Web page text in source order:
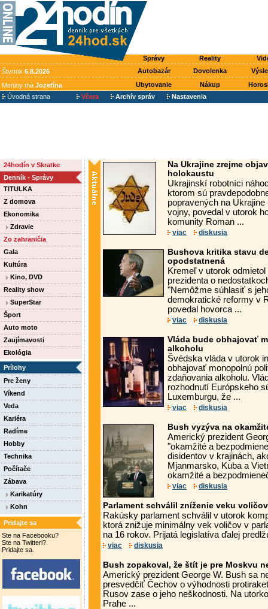
Správy Reality
Štvrtok 6.8.2026 Autobazár Dovolenka
Meniny má Jozefína Ubytovanie Nákup
Úvodná strana
Včera Archív správ Nastavenia
24hodín v Skratke
Denník - Správy
TITULKA
Z domova
Ekonomika
Zdravie
Zo zahraničia
Gala
Kultúra
Kino, DVD
Reality show
SuperStar
Šport
Auto moto
Zaujímavosti
Ekológia
Prílohy
Pre ženy
Víkend
Veda
Kariéra
Radíme
Hobby
Technika
Počítače
Zábava
Karikatúry
Kohn
Pridajte sa
Ste na Facebooku?
Ste na Twitteri?
Pridajte sa.
Na Ukrajine zrejme
holokaustu
Ukrajinskí robotníci
ktorom sú
popravených na
vojny, povedal v utorok
komunity Roman ...
viac diskusia
Bushova kritika stavu
opodstatnená
Kremeľ v utorok
prezidenta o
"Nemôžme súhlasiť s
demokratické reformy v
povedal hovorca ...
viac diskusia
Vláda bude obhajovať
alkoholu
Švédska vláda v utorok
obhajovať monopolnú
zdaňovania alkoholu.
rozhodnutí Európskeho
Luxemburgu, že ...
viac diskusia
Bush vyzýva na
Americký prezident
"okamžité a
disidentov v krajinách,
Mjanmarsko, Kuba a
okamžité a
viac diskusia
Parlament schválil zníženie veku
Rakúsky parlament schválil v utorok
ktorá znižuje minimálny vek voličov v
na 16 rokov. Prijatá legislatíva ďalej
viac diskusia
Bush zopakoval, že štít je pre Moskvu
Americký prezident George W. Bush sa
presvedčiť Čechov o výhodnosti
Rusov zase o jeho neškodnosti. Na
Prahe ...